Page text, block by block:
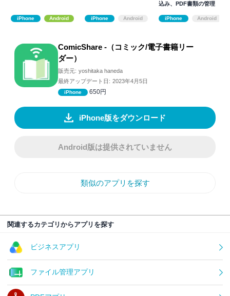
iPhone Android iPhone Android
込み、PDF書類の管理
iPhone Android
ComicShare -（コミック/電子書籍リー
ダー）
販売元: yoshitaka haneda
最終アップデート日: 2023年4月5日
iPhone 650円
iPhone版をダウンロード
Android版は提供されていません
類似のアプリを探す
関連するカテゴリからアプリを探す
ビジネスアプリ
ファイル管理アプリ